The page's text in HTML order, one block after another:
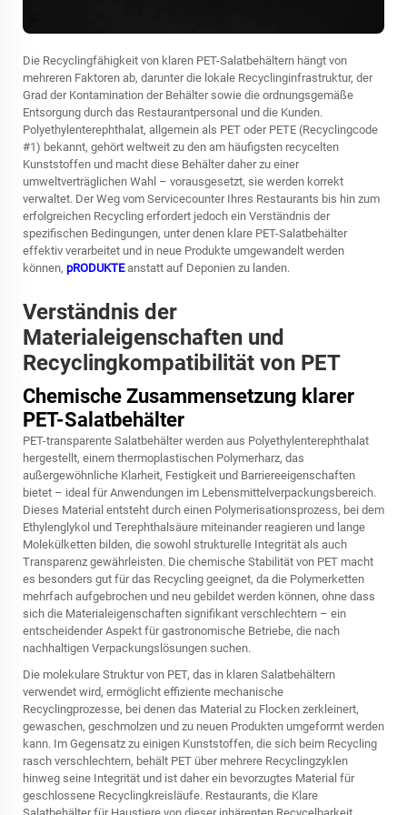
Die Recyclingfähigkeit von klaren PET-Salatbehältern hängt von
mehreren Faktoren ab, darunter die lokale Recyclinginfrastruktur, der
Grad der Kontamination der Behälter sowie die ordnungsgemäße
Entsorgung durch das Restaurantpersonal und die Kunden.
Polyethylenterephthalat, allgemein als PET oder PETE (Recyclingcode
#1) bekannt, gehört weltweit zu den am häufigsten recycelten
Kunststoffen und macht diese Behälter daher zu einer
umweltverträglichen Wahl – vorausgesetzt, sie werden korrekt
verwaltet. Der Weg vom Servicecounter Ihres Restaurants bis hin zum
erfolgreichen Recycling erfordert jedoch ein Verständnis der
spezifischen Bedingungen, unter denen klare PET-Salatbehälter
effektiv verarbeitet und in neue Produkte umgewandelt werden
können, pRODUKTEanstatt auf Deponien zu landen.
Verständnis der
Materialeigenschaften und
Recyclingkompatibilität von PET
Chemische Zusammensetzung klarer
PET-Salatbehälter
PET-transparente Salatbehälter werden aus Polyethylenterephthalat
hergestellt, einem thermoplastischen Polymerharz, das
außergewöhnliche Klarheit, Festigkeit und Barriereeigenschaften
bietet – ideal für Anwendungen im Lebensmittelverpackungsbereich.
Dieses Material entsteht durch einen Polymerisationsprozess, bei dem
Ethylenglykol und Terephthalsäure miteinander reagieren und lange
Molekülketten bilden, die sowohl strukturelle Integrität als auch
Transparenz gewährleisten. Die chemische Stabilität von PET macht
es besonders gut für das Recycling geeignet, da die Polymerketten
mehrfach aufgebrochen und neu gebildet werden können, ohne dass
sich die Materialeigenschaften signifikant verschlechtern – ein
entscheidender Aspekt für gastronomische Betriebe, die nach
nachhaltigen Verpackungslösungen suchen.
Die molekulare Struktur von PET, das in klaren Salatbehältern
verwendet wird, ermöglicht effiziente mechanische
Recyclingprozesse, bei denen das Material zu Flocken zerkleinert,
gewaschen, geschmolzen und zu neuen Produkten umgeformt werden
kann. Im Gegensatz zu einigen Kunststoffen, die sich beim Recycling
rasch verschlechtern, behält PET über mehrere Recyclingzyklen
hinweg seine Integrität und ist daher ein bevorzugtes Material für
geschlossene Recyclingkreisläufe. Restaurants, die Klare